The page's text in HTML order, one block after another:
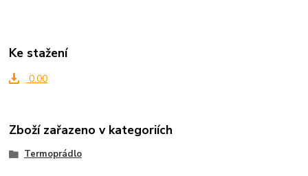
Ke stažení
0.00
Zboží zařazeno v kategoriích
Termoprádlo